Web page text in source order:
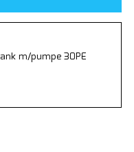
m/pumpe 30PE